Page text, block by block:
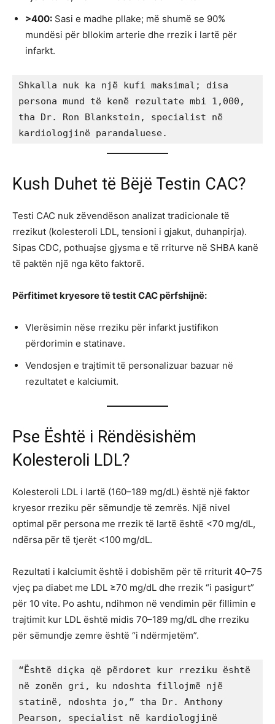
>400: Sasi e madhe pllake; më shumë se 90%
mundësi për bllokim arterie dhe rrezik i lartë për
infarkt.
Shkalla nuk ka një kufi maksimal; disa
persona mund të kenë rezultate mbi 1,000,
tha Dr. Ron Blankstein, specialist në
kardiologjinë parandaluese.
Kush Duhet të Bëjë Testin CAC?
Testi CAC nuk zëvendëson analizat tradicionale të
rrezikut (kolesteroli LDL, tensioni i gjakut, duhanpirja).
Sipas CDC, pothuajse gjysma e të rriturve në SHBA kanë
të paktën një nga këto faktorë.
Përfitimet kryesore të testit CAC përfshijnë:
Vlerësimin nëse rreziku për infarkt justifikon
përdorimin e statinave.
Vendosjen e trajtimit të personalizuar bazuar në
rezultatet e kalciumit.
Pse Është i Rëndësishëm
Kolesteroli LDL?
Kolesteroli LDL i lartë (160–189 mg/dL) është një faktor
kryesor rreziku për sëmundje të zemrës. Një nivel
optimal për persona me rrezik të lartë është <70 mg/dL,
ndërsa për të tjerët <100 mg/dL.
Rezultati i kalciumit është i dobishëm për të rriturit 40–75
vjeç pa diabet me LDL ≥70 mg/dL dhe rrezik “i pasigurt”
për 10 vite. Po ashtu, ndihmon në vendimin për fillimin e
trajtimit kur LDL është midis 70–189 mg/dL dhe rreziku
për sëmundje zemre është “i ndërmjetëm”.
“Është diçka që përdoret kur rreziku është
në zonën gri, ku ndoshta fillojmë një
statinë, ndoshta jo,” tha Dr. Anthony
Pearson, specialist në kardiologjinë